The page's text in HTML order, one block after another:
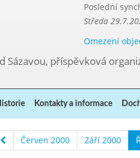
Poslední
Středa
Omezení
Sázavou, příspěvková
Kontakty a informace
Červen 2000 Září 2000